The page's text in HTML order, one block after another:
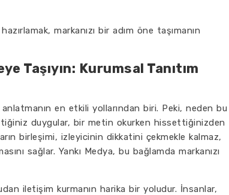
markanızı bir adım öne taşımanın
Taşıyın: Kurumsal Tanıtım
en etkili yollarından biri. Peki, neden bu
duygular, bir metin okurken hissettiğinizden
birleşimi, izleyicinin dikkatini çekmekle kalmaz,
sağlar. Yankı Medya, bu bağlamda markanızı
iletişim kurmanın harika bir yoludur. İnsanlar,